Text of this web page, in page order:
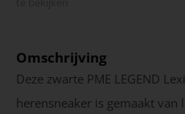
Omschrijving
Deze zwarte PME LEGEND
herensneaker is gemaakt